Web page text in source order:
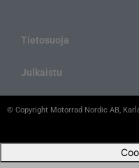
Tietosuoja
Julkaistu
© Copyright Motorrad Nordic AB,